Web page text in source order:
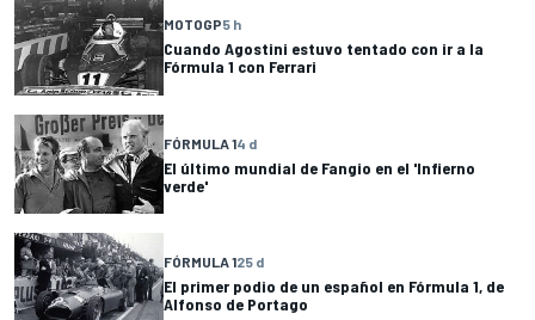
MOTOGP5 h
Cuando Agostini estuvo tentado con ir a la
Fórmula 1 con Ferrari
FÓRMULA 14 d
El último mundial de Fangio en el 'Infierno
verde'
FÓRMULA 125 d
El primer podio de un español en Fórmula 1, de
Alfonso de Portago